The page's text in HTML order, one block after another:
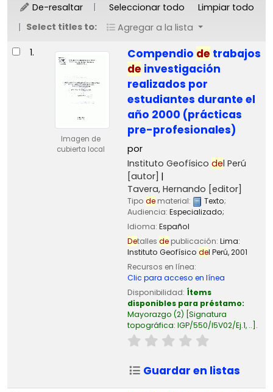
De-resaltar Seleccionar todo
Limpiar todo
Select titles to:
Agregar a la lista
Resultados
1.
Imagen de
cubierta local
Compendio de trabajos
de investigación
realizados por
estudiantes durante el
año 2000 (prácticas
pre-profesionales)
por
Instituto Geofísico del Perú
[autor]
Tavera, Hernando [editor]
Tipo dematerial: Texto;
Audiencia: Especializado;
Idioma: Español
Detalles depublicación: Lima:
Instituto Geofísico del Perú,2001
Recursos en línea:
Clic para acceso en línea
Disponibilidad: Ítems
disponibles para préstamo:
Mayorazgo (2) Signatura
topográfica: IGP/550/I5V02/Ej.1, .. .
Guardar en listas